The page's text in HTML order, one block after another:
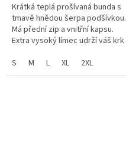
Krátká teplá prošívaná bunda s
tmavě hnědou šerpa podšívkou.
Má přední zip a vnitřní kapsu.
Extra vysoký límec udrží váš krk
kapsu ve stylu letecké...
S M L XL 2XL